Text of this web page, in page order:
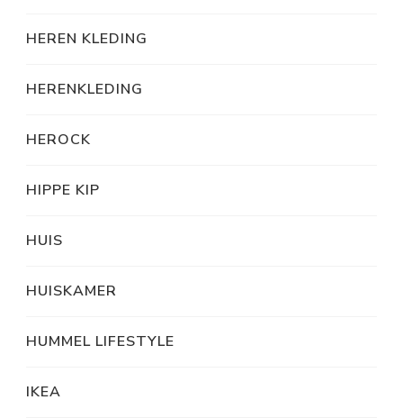
HEREN KLEDING
HERENKLEDING
HEROCK
HIPPE KIP
HUIS
HUISKAMER
HUMMEL LIFESTYLE
IKEA